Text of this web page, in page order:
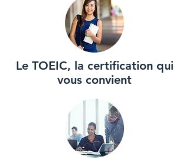
Le TOEIC, la certification qui
vous convient